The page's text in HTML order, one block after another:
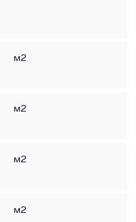
м2
м2
м2
м2